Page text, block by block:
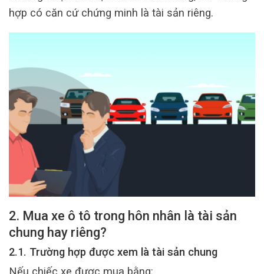
hợp có căn cứ chứng minh là tài sản riêng.
2. Mua xe ô tô trong hôn nhân là tài sản
chung hay riêng?
2.1. Trường hợp được xem là tài sản chung
Nếu chiếc xe được mua bằng: